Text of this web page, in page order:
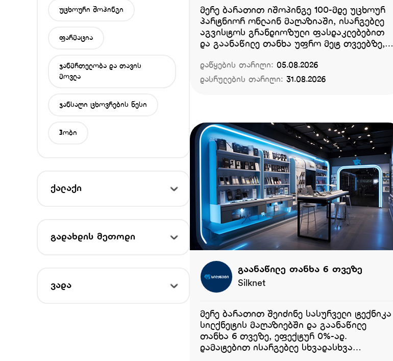
უცხოური შოპინგი
ფარმაცია
ჯანმრთელობა და თავის
მოვლა
ჯანსაღი ცხოვრების წესი
ჰობი
ქალაქი
გადახდის მეთოდი
ვადა
მერე ბარათით იშოპინგე 100-მდე უცხოურ
პარტნიორ ონლაინ მაღაზიაში, ისარგებლე
აგვისტოს გრანდიოზული ფასდაკლებებით
და გაანაწილე თანხა უფრო მეტ თვეებზე, 6
დამატებითი პირობები:
დაწყების თარიღი: 05.08.2026
დასრულების თარიღი: 31.08.2026
გაანაწილე თანხა 6 თვეზე
Silknet
მერე ბარათით შეიძინე სასურველი ტექნიკა
სილქნეტის მაღაზიებში და გაანაწილე
თანხა 6 თვეზე, ეფექტურ 0%-ად.
დამატებით ისარგებლე სხვადასხვა